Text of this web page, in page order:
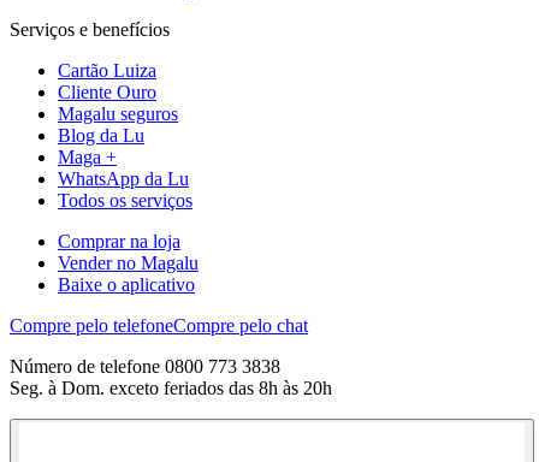
Serviços e benefícios
Cartão Luiza
Cliente Ouro
Magalu seguros
Blog da Lu
Maga +
WhatsApp da Lu
Todos os serviços
Comprar na loja
Vender no Magalu
Baixe o aplicativo
Compre pelo telefoneCompre pelo chat
Número de telefone 0800 773 3838
Seg. à Dom. exceto feriados das 8h às 20h